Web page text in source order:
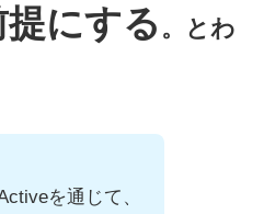
にする 。とわ
を通じて、